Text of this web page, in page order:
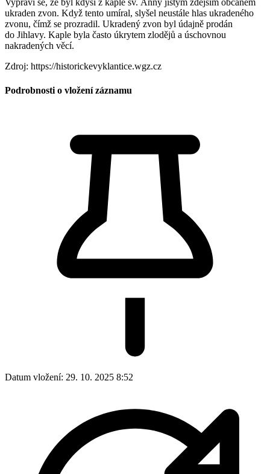
Vypráví se, že byl kdysi z kaple sv. Anny jistým zdejším občanem
ukraden zvon. Když tento umíral, slyšel neustále hlas ukradeného
zvonu, čímž se prozradil. Ukradený zvon byl údajně prodán
do Jihlavy. Kaple byla často úkrytem zlodějů a úschovnou
nakradených věcí.
Zdroj: https://historickevyklantice.wgz.cz
Podrobnosti o vložení záznamu
Datum vložení: 29. 10. 2025 8:52